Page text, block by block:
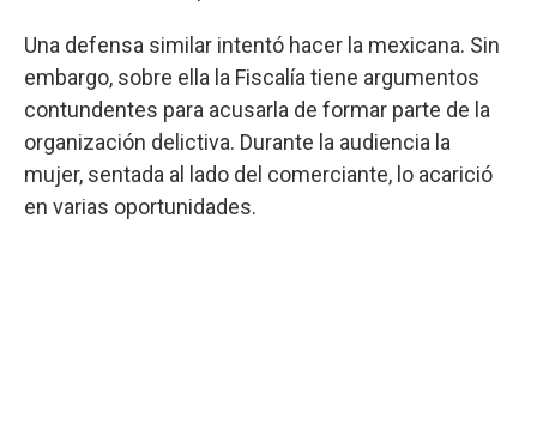
Una defensa similar intentó hacer la mexicana. Sin
embargo, sobre ella la Fiscalía tiene argumentos
contundentes para acusarla de formar parte de la
organización delictiva. Durante la audiencia la
mujer, sentada al lado del comerciante, lo acarició
en varias oportunidades.